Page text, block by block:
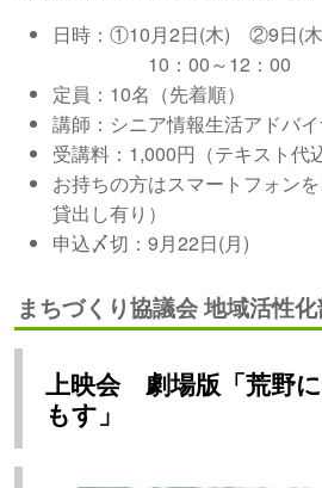
日時：①10月2日(木) ②9日(
10：00～12：00
定員：10名（先着順）
講師：シニア情報生活アドバ
受講料：1,000円（テキスト代
お持ちの方はスマートフォン
貸出し有り）
申込〆切：9月22日(月)
まちづくり協議会 地域活性
上映会 劇場版「荒野
もす」